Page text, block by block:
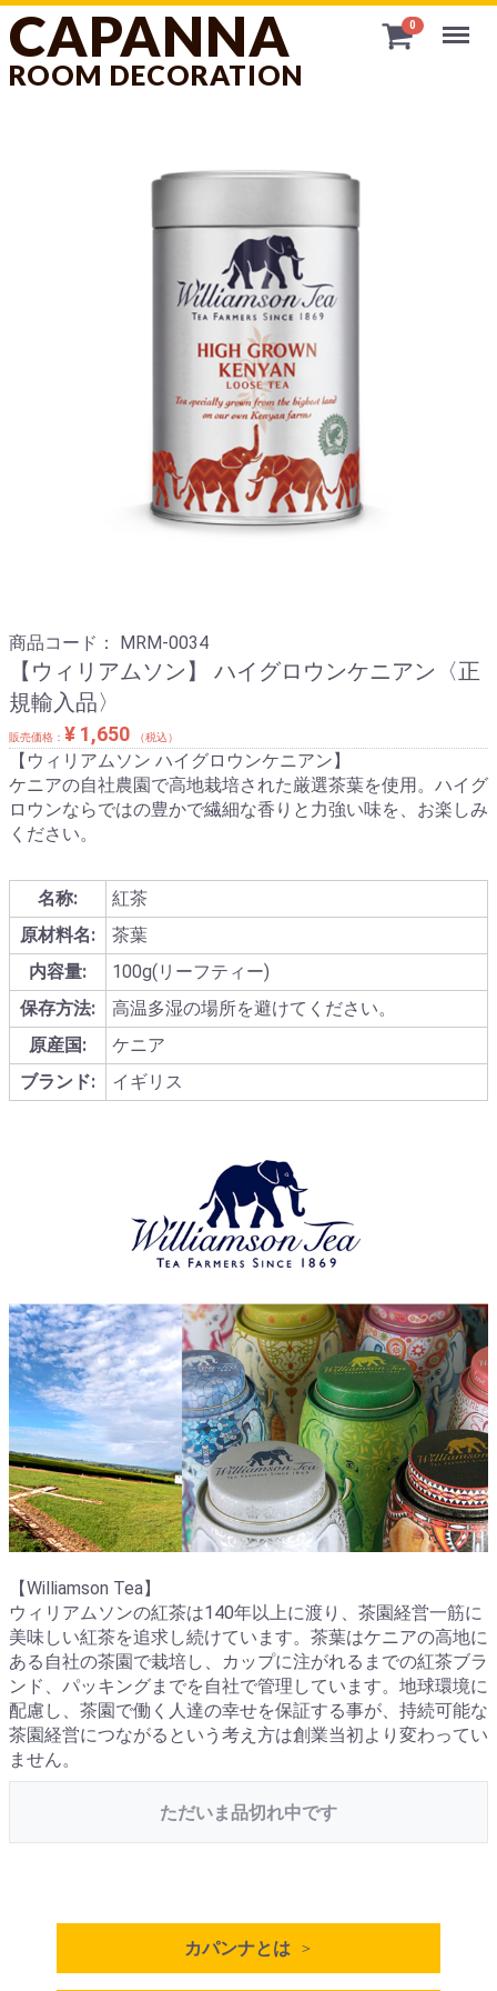
CAPANNA
ROOM DECORATION
0 Menu
商品コード： MRM-0034
【ウィリアムソン】 ハイグロウンケニアン〈正
規輸入品〉
販売価格： ¥ 1,650 （税込）
【ウィリアムソン ハイグロウンケニアン】
ケニアの自社農園で高地栽培された厳選茶葉を使用。ハイグ
ロウンならではの豊かで繊細な香りと力強い味を、お楽しみ
ください。
名称:
紅茶
原材料名:
茶葉
内容量:
100g(リーフティー)
保存方法:
高温多湿の場所を避けてください。
原産国:
ケニア
ブランド:
イギリス
【Williamson Tea】
ウィリアムソンの紅茶は140年以上に渡り、茶園経営一筋に
美味しい紅茶を追求し続けています。茶葉はケニアの高地に
ある自社の茶園で栽培し、カップに注がれるまでの紅茶ブラ
ンド、パッキングまでを自社で管理しています。地球環境に
配慮し、茶園で働く人達の幸せを保証する事が、持続可能な
茶園経営につながるという考え方は創業当初より変わってい
ません。
ただいま品切れ中です
カパンナとは